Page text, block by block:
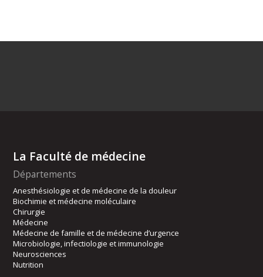
La Faculté de médecine
Départements
Anesthésiologie et de médecine de la douleur
Biochimie et médecine moléculaire
Chirurgie
Médecine
Médecine de famille et de médecine d’urgence
Microbiologie, infectiologie et immunologie
Neurosciences
Nutrition